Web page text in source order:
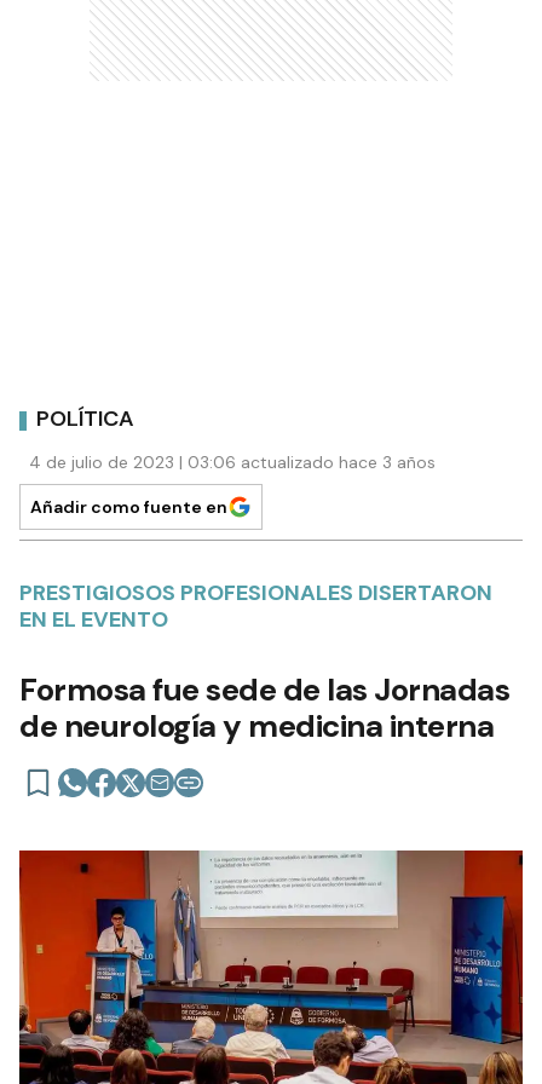
POLÍTICA
4 de julio de 2023 | 03:06 actualizado hace 3 años
Añadir como fuente en
PRESTIGIOSOS PROFESIONALES DISERTARON
EN EL EVENTO
Formosa fue sede de las Jornadas
de neurología y medicina interna